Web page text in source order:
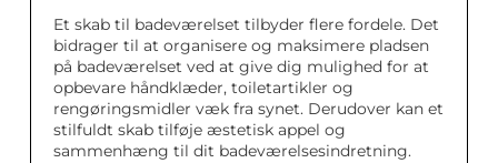
Et skab til badeværelset tilbyder flere fordele. Det
bidrager til at organisere og maksimere pladsen
på badeværelset ved at give dig mulighed for at
opbevare håndklæder, toiletartikler og
rengøringsmidler væk fra synet. Derudover kan et
stilfuldt skab tilføje æstetisk appel og
sammenhæng til dit badeværelsesindretning.